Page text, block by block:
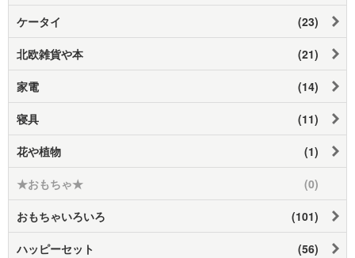
ケータイ (23)
北欧雑貨や本 (21)
家電 (14)
寝具 (11)
花や植物 (1)
★おもちゃ★ (0)
おもちゃいろいろ (101)
ハッピーセット (56)